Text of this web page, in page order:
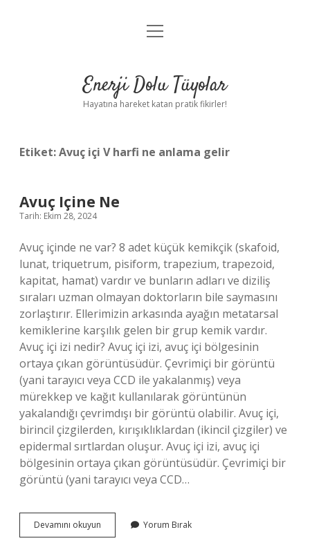
Anasayfa
Yasal Uyarı
menüyü
Enerji Dolu Tüyolar
Hayatına hareket katan pratik fikirler!
Etiket:Avuç içi V harfi ne anlama gelir
Avuç Içine Ne
Tarih: Ekim 28, 2024
Avuç içinde ne var? 8 adet küçük kemikçik (skafoid,
lunat, triquetrum, pisiform, trapezium, trapezoid,
kapitat, hamat) vardır ve bunların adları ve diziliş
sıraları uzman olmayan doktorların bile saymasını
zorlaştırır. Ellerimizin arkasında ayağın metatarsal
kemiklerine karşılık gelen bir grup kemik vardır.
Avuç içi izi nedir? Avuç içi izi, avuç içi bölgesinin
ortaya çıkan görüntüsüdür. Çevrimiçi bir görüntü
(yani tarayıcı veya CCD ile yakalanmış) veya
mürekkep ve kağıt kullanılarak görüntünün
yakalandığı çevrimdışı bir görüntü olabilir. Avuç içi,
birincil çizgilerden, kırışıklıklardan (ikincil çizgiler) ve
epidermal sırtlardan oluşur. Avuç içi izi, avuç içi
bölgesinin ortaya çıkan görüntüsüdür. Çevrimiçi bir
görüntü (yani tarayıcı veya CCD…
Devamını okuyun
Içine
Yorum Bırak